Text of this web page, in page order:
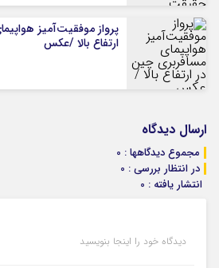
پرواز موفقیت‌آمیز
ارتفاع بالا /عکس
ارسال دیدگاه
مجموع دیدگاهها : 0
در انتظار بررسی : 0
انتشار یافته : 0
دیدگاه خود را اینجا بنویسید